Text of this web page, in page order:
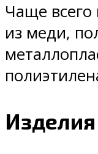
Чаще всего
из меди,